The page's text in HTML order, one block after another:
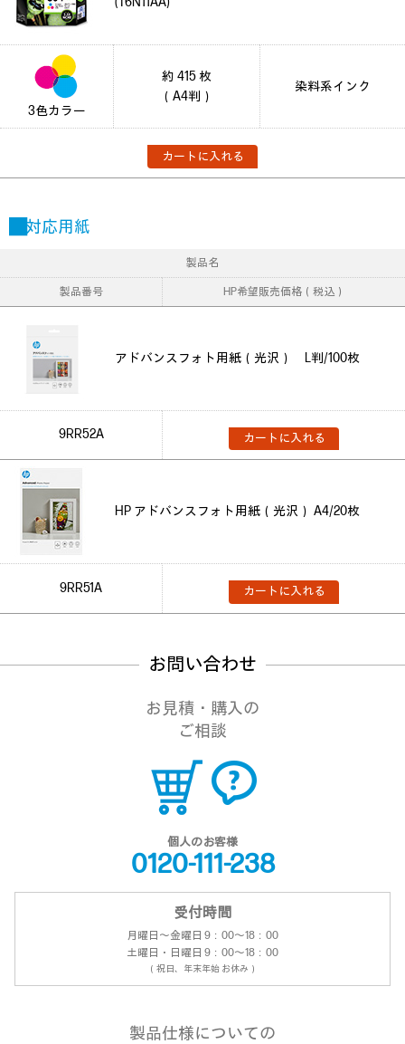
3色カラー
約 415 枚
（A4判）
染料系インク
カートに入れる
■対応用紙
製品名
製品番号 HP希望販売価格（税込）
アドバンスフォト用紙（光沢） L判/100枚
9RR52A カートに入れる
HP アドバンスフォト用紙（光沢） A4/20枚
9RR51A カートに入れる
お問い合わせ
お見積・購入の
ご相談
個人のお客様
0120-111-238
受付時間
月曜日～金曜日 9：00～18：00
土曜日・日曜日 9：00～18：00
（祝日、年末年始 お休み）
製品仕様についての